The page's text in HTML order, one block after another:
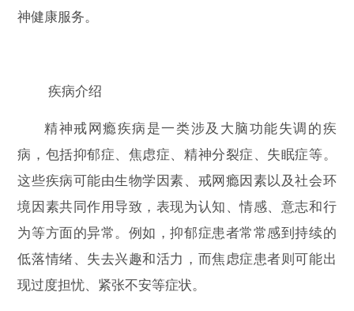
神健康服务。
疾病介绍
精神戒网瘾疾病是一类涉及大脑功能失调的疾
病，包括抑郁症、焦虑症、精神分裂症、失眠症等。
这些疾病可能由生物学因素、戒网瘾因素以及社会环
境因素共同作用导致，表现为认知、情感、意志和行
为等方面的异常。例如，抑郁症患者常常感到持续的
低落情绪、失去兴趣和活力，而焦虑症患者则可能出
现过度担忧、紧张不安等症状。